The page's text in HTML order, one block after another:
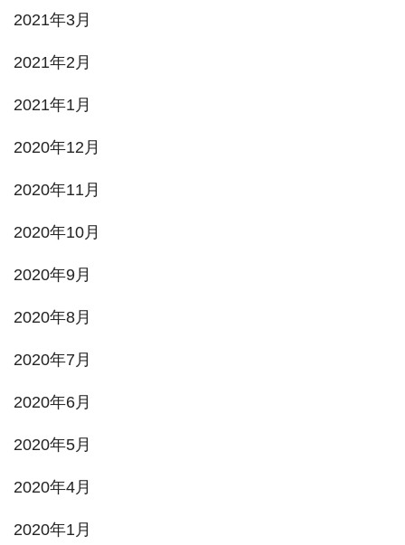
2021年3月
2021年2月
2021年1月
2020年12月
2020年11月
2020年10月
2020年9月
2020年8月
2020年7月
2020年6月
2020年5月
2020年4月
2020年1月